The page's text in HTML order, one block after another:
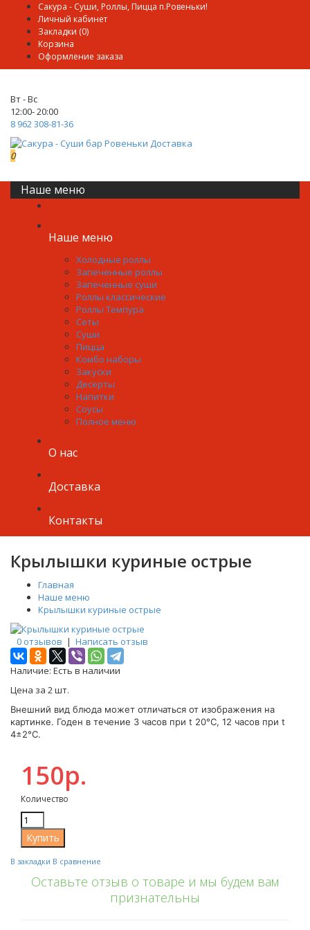
Сакура - Суши, Роллы, Пицца п.Ровеньки!
Личный кабинет
Закладки (0)
Корзина
Оформление заказа
Вт - Вс
12:00- 20:00
8 962 308-81-36
0
Наше меню
Наше меню
Холодные роллы
Запеченные роллы
Запеченные суши
Роллы классические
Роллы Темпура
Сеты
Суши
Пицца
Комбо наборы
Закуски
Десерты
Напитки
Соусы
Полное меню
О нас
Доставка
Контакты
Крылышки куриные острые
Главная
Наше меню
Крылышки куриные острые
0 отзывов | Написать отзыв
Наличие: Есть в наличии
Цена за 2 шт.
Внешний вид блюда может отличаться от изображения на
картинке. Годен в течение 3 часов при t 20°C, 12 часов при t
4±2°C.
150р.
Количество
В закладки В сравнение
Оставьте отзыв о товаре и мы будем вам
признательны